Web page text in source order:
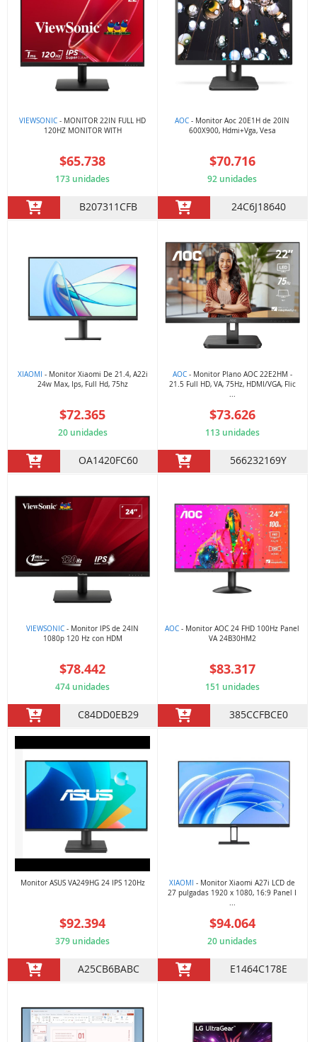
VIEWSONIC - MONITOR 22IN FULL HD
120HZ MONITOR WITH
$65.738
173 unidades
B207311CFB
AOC - Monitor Aoc 20E1H de 20IN
600X900, Hdmi+Vga, Vesa
$70.716
92 unidades
24C6J18640
XIAOMI - Monitor Xiaomi De 21.4, A22i
24w Max, Ips, Full Hd, 75hz
$72.365
20 unidades
OA1420FC60
AOC- Monitor Plano AOC 22E2HM -
21.5 Full HD, VA, 75Hz, HDMI/VGA, Flic
...
$73.626
113 unidades
566232169Y
VIEWSONIC - Monitor IPS de 24IN
1080p 120 Hz con HDM
$78.442
474 unidades
C84DD0EB29
AOC - Monitor AOC 24 FHD 100Hz Panel
VA 24B30HM2
$83.317
151 unidades
385CCFBCE0
Monitor ASUS VA249HG 24 IPS 120Hz
$92.394
379 unidades
A25CB6BABC
XIAOMI - Monitor Xiaomi A27i LCD de
27 pulgadas 1920 x 1080, 16:9 Panel I
...
$94.064
20 unidades
E1464C178E